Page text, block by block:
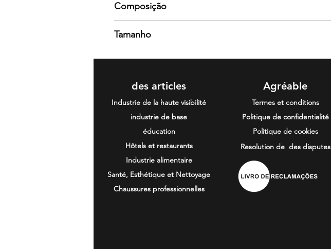
Composição
Gramagem 200
Tamanho
des articles
Industrie de la haute visibilité
industrie de base
éducation
Hôtels et restaurants
Industrie alimentaire
Santé, Esthétique et Nettoyage
Chaussures professionnelles
Agréable
Termes et conditions
Politique de confidentialité
Politique de cookies
Resolution de des disputes